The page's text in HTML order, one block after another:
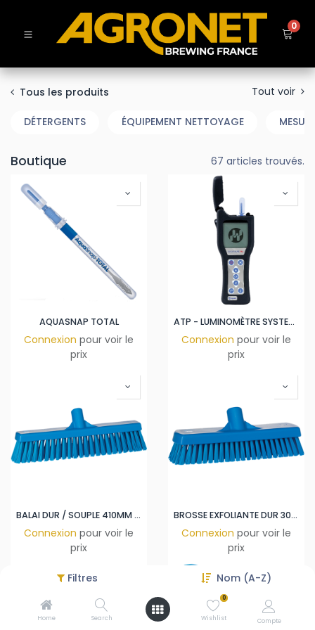
Filtres Nom (A-Z)
Home Search
0
Wishlist Compte
0
Tous les produits Tout voir
DÉTERGENTS ÉQUIPEMENT NETTOYAGE
Boutique 67 articles trouvés.
AQUASNAP TOTAL
Connexion pour voir le
prix
ATP - LUMINOMÈTRE SYSTEM SURE PLUS
Connexion pour voir le
prix
BALAI DUR / SOUPLE 410MM BLEU
Connexion pour voir le
prix
BROSSE EXFOLIANTE DUR 305MM BLEU
Connexion pour voir le
prix